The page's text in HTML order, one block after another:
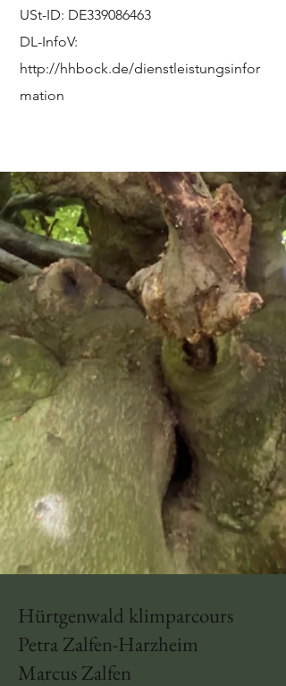
USt-ID: DE339086463
DL-InfoV:
http://hhbock.de/dienstleistungsinfor
mation
Hürtgenwald klimparcours
Petra Zalfen-Harzheim
Marcus Zalfen